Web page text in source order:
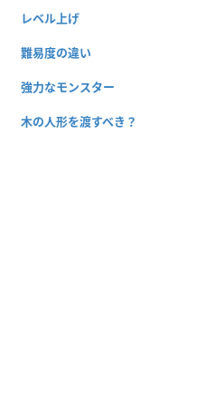
レベル上げ
難易度の違い
強力なモンスター
木の人形を渡すべき？